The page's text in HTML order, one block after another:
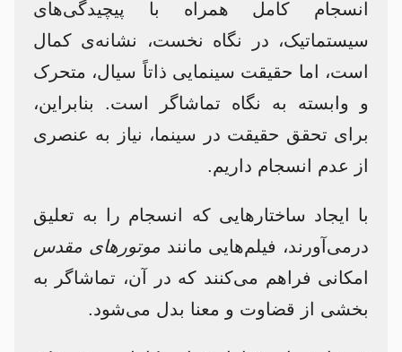
انسجام کامل همراه با پیچیدگی‌های
سیستماتیک، در نگاه نخست، نشانه‌ی کمال
است، اما حقیقت سینمایی ذاتاً سیال، متحرک
و وابسته به نگاه تماشاگر است. بنابراین،
برای تحقق حقیقت در سینما، نیاز به عنصری
از عدم انسجام داریم.
با ایجاد ساختارهایی که انسجام را به تعلیق
درمی‌آورند، فیلم‌هایی مانند موتورهای مقدس
امکانی فراهم می‌کنند که در آن، تماشاگر به
بخشی از قضاوت و معنا بدل می‌شود.